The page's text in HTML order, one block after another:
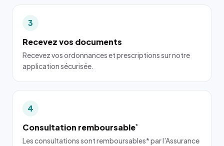
3
Recevez vos documents
Recevez vos ordonnances et prescriptions sur notre
application sécurisée.
4
Consultation remboursable*
Les consultations sont remboursables* par l'Assurance